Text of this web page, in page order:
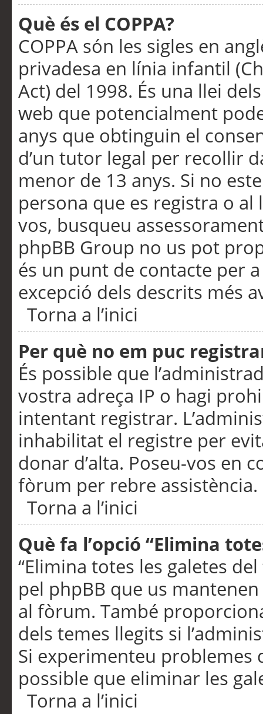
Què és el COPPA?
COPPA són les sigles en
privadesa en línia infantil
Act) del 1998. És una llei
web que potencialment
anys que obtinguin el
d’un tutor legal per recollir
menor de 13 anys. Si no
persona que es registra o
vos, busqueu
phpBB Group no us pot
és un punt de contacte per
excepció dels descrits més
Torna a l’inici
Per què no em puc
És possible que
vostra adreça IP o hagi
intentant registrar.
inhabilitat el registre per
donar d’alta. Poseu-vos en
fòrum per rebre assistència.
Torna a l’inici
Què fa l’opció “Elimina
“Elimina totes les galetes
pel phpBB que us
al fòrum. També
dels temes llegits si
Si experimenteu problemes
possible que eliminar les
Torna a l’inici